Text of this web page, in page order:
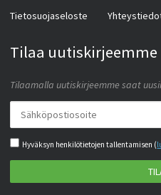
Tietosuojaseloste
Tilaa uutiskirjeemme
Tilaamalla uutiskirjeemme saat
Hyväksyn henkilötietojen tallentamisen (